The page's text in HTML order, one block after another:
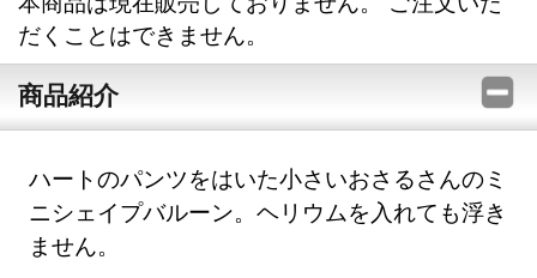
だくことはできません。
商品紹介
ハートのパンツをはいた小さいおさるさんのミ
ニシェイプバルーン。ヘリウムを入れても浮き
ません。